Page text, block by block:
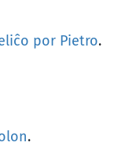
por Pietro.
.